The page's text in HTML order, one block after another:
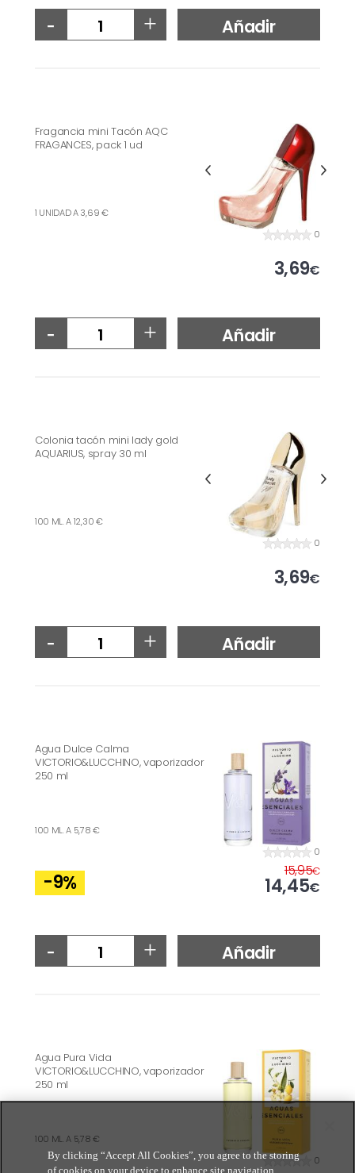
- + Añadir
Fragancia mini Tacón AQC
FRAGANCES, pack 1 ud
0
1 UNIDAD A 3,69 €
3,69€
- + Añadir
Colonia tacón mini lady gold
AQUARIUS, spray 30 ml
0
100 ML. A 12,30 €
3,69€
- + Añadir
Agua Dulce Calma
VICTORIO&LUCCHINO, vaporizador
250 ml
0
100 ML. A 5,78 €
-9%
15,95€
14,45€
- + Añadir
Agua Pura Vida
VICTORIO&LUCCHINO, vaporizador
250 ml
0
100 ML. A 5,78 €
By clicking “Accept All Cookies”, you agree to the storing
of cookies on your device to enhance site navigation,